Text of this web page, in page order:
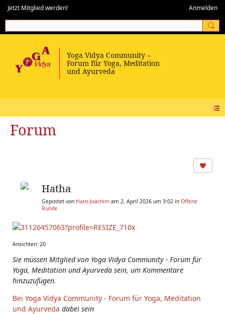
Jetzt Mitglied werden! Anmelden
Forum
Hatha
Gepostet von Hans-Joachim am 2. April 2026 um 3:02 in Offene
Runde
Ansichten: 20
Sie müssen Mitglied von Yoga Vidya Community - Forum für
Yoga, Meditation und Ayurveda sein, um Kommentare
hinzuzufügen.
Bei Yoga Vidya Community - Forum für Yoga, Meditation
und Ayurveda dabei sein